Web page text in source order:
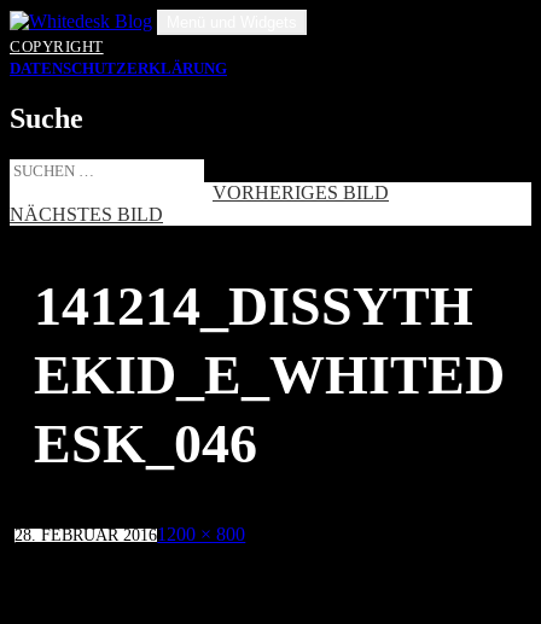
Zum
Inhalt
springen
COPYRIGHT
DATENSCHUTZERKLÄRUNG
Suche
Suche
VORHERIGES BILD
NÄCHSTES BILD
141214_DISSYTH
EKID_E_WHITED
ESK_046
Veröffentlicht
am
28. FEBRUAR 2016Volle
1200 × 800